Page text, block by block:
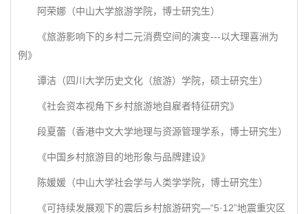
阿荣娜（中山大学旅游学院，博士研究生）
《旅游影响下的乡村二元消费空间的演变---以大理喜洲为
例》
谭洁（四川大学历史文化（旅游）学院，硕士研究生）
《社会资本视角下乡村旅游地自雇者特征研究》
段夏蕾（香港中文大学地理与资源管理学系，博士研究生）
《中国乡村旅游目的地形象与品牌建设》
陈媛媛（中山大学社会学与人类学学院，博士研究生）
《可持续发展观下的震后乡村旅游研究—“5·12”地震重灾区